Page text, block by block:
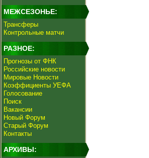
МЕЖСЕЗОНЬЕ:
Трансферы
Контрольные матчи
РАЗНОЕ:
Прогнозы от ФНК
Российские новости
Мировые Новости
Коэффициенты УЕФА
Голосование
Поиск
Вакансии
Новый Форум
Старый Форум
Контакты
АРХИВЫ: